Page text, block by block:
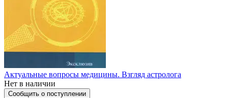
Актуальные вопросы медицины. Взгляд астролога
Нет в наличии
Сообщить о поступлении